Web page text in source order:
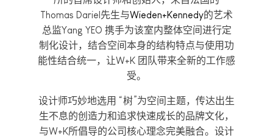
Thomas Dariel先生与Wieden+Kennedy的艺术
总监Yang YEO 携手为该室内整体空间进行定
制化设计，结合空间本身的结构特点与使用功
能性结合统一，让W+K 团队带来全新的工作感
受。
设计师巧妙地选用 “树”为空间主题，传达出生
生不息的创造力和追求快速成长的品牌文化，
与W+K所倡导的公司核心理念完美融合。设计